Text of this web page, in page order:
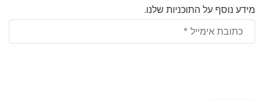
מידע נוסף על התוכניות שלנו.